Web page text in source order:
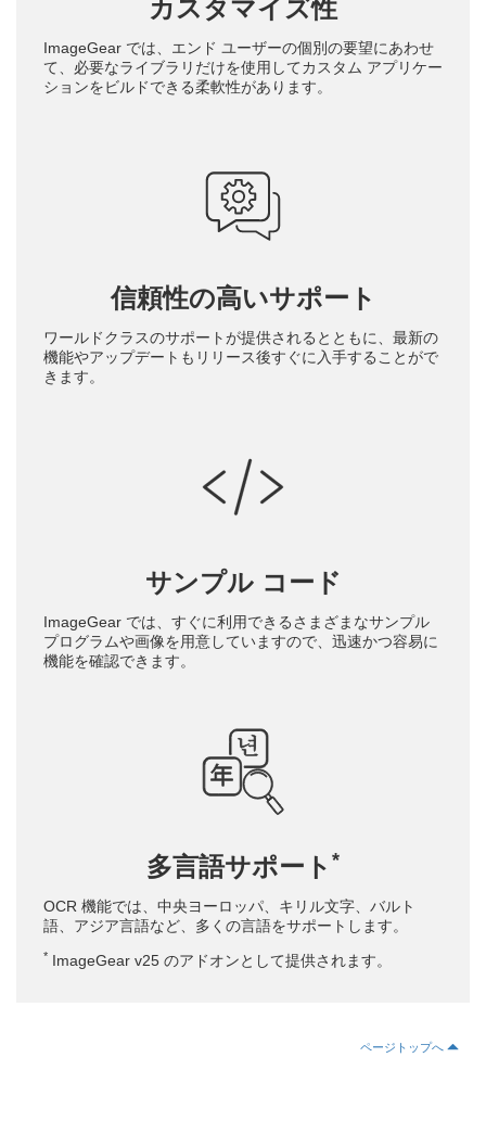
カスタマイズ性
ImageGear では、エンド ユーザーの個別の要望にあわせ
て、必要なライブラリだけを使用してカスタム アプリケー
ションをビルドできる柔軟性があります。
信頼性の高いサポート
ワールドクラスのサポートが提供されるとともに、最新の
機能やアップデートもリリース後すぐに入手することがで
きます。
サンプル コード
ImageGear では、すぐに利用できるさまざまなサンプル
プログラムや画像を用意していますので、迅速かつ容易に
機能を確認できます。
多言語サポート *
OCR 機能では、中央ヨーロッパ、キリル文字、バルト
語、アジア言語など、多くの言語をサポートします。
* ImageGear v25 のアドオンとして提供されます。
ページトップへ